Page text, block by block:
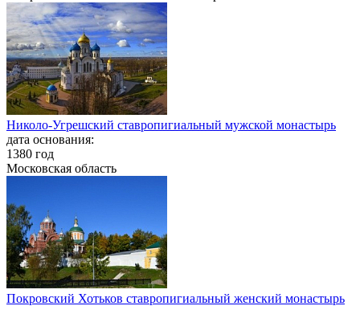
Николо-Угрешский ставропигиальный мужской монастырь
дата основания:
1380 год
Московская область
Покровский Хотьков ставропигиальный женский монастырь